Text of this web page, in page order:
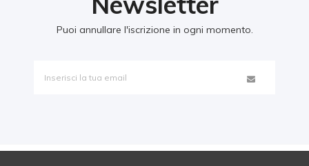
Puoi annullare l'iscrizione in ogni momento.